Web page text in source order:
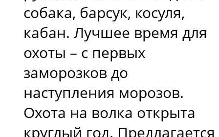
собака, барсук, косуля,
кабан. Лучшее время для
охоты – с первых
заморозков до
наступления морозов.
Охота на волка открыта
круглый год. Предлагается